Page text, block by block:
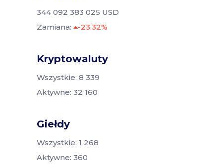
344 092 383 025 USD
Zamiana:
-23.32%
Kryptowaluty
Wszystkie: 8 339
Aktywne: 32 160
Giełdy
Wszystkie: 1 268
Aktywne: 360